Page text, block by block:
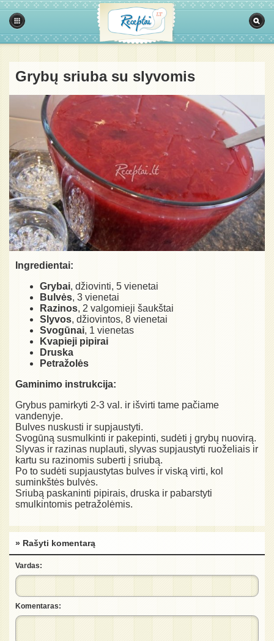
Grybų sriuba su slyvomis
Ingredientai:
Grybai, džiovinti, 5 vienetai
Bulvės, 3 vienetai
Razinos, 2 valgomieji šaukštai
Slyvos, džiovintos, 8 vienetai
Svogūnai, 1 vienetas
Kvapieji pipirai
Druska
Petražolės
Gaminimo instrukcija:
Grybus pamirkyti 2-3 val. ir išvirti tame pačiame
vandenyje.
Bulves nuskusti ir supjaustyti.
Svogūną susmulkinti ir pakepinti, sudėti į grybų nuovirą.
Slyvas ir razinas nuplauti, slyvas supjaustyti ruoželiais ir
kartu su razinomis suberti į sriubą.
Po to sudėti supjaustytas bulves ir viską virti, kol
suminkštės bulvės.
Sriubą paskaninti pipirais, druska ir pabarstyti
smulkintomis petražolėmis.
» Rašyti komentarą
Vardas:
Komentaras: